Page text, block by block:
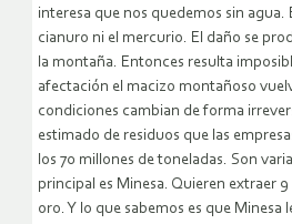
interesa que nos quedemos sin agua.
cianuro ni el mercurio. El daño se
la montaña. Entonces resulta
afectación el macizo montañoso
condiciones cambian de forma
estimado de residuos que las
los 70 millones de toneladas. Son
principal es Minesa. Quieren extraer
oro. Y lo que sabemos es que Minesa